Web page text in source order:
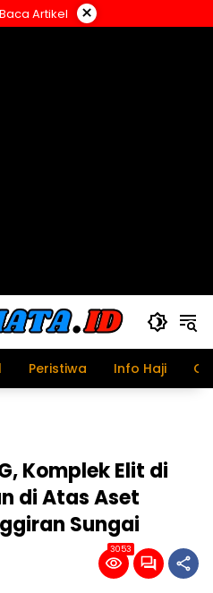
Artikel ×
Peristiwa Info Haji
Komplek Elit di
di Atas Aset
Sungai
3053